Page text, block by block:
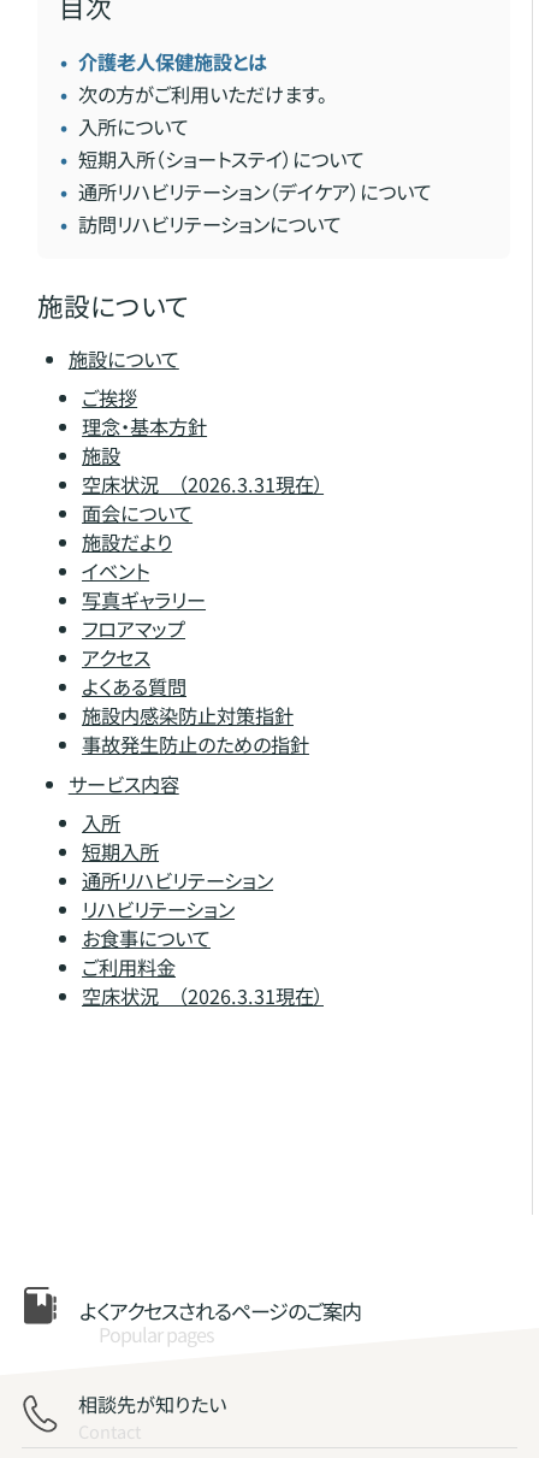
介護老人保健施設とは
次の方がご利用いただけます。
入所について
短期入所（ショートステイ）について
通所リハビリテーション（デイケア）について
訪問リハビリテーションについて
施設について
施設について
ご挨拶
理念・基本方針
施設
空床状況 （2026.3.31現在）
面会について
施設だより
イベント
写真ギャラリー
フロアマップ
アクセス
よくある質問
施設内感染防止対策指針
事故発生防止のための指針
サービス内容
入所
短期入所
通所リハビリテーション
リハビリテーション
お食事について
ご利用料金
空床状況 （2026.3.31現在）
よくアクセスされるページのご案内
Popular pages
相談先が知りたい
Contact